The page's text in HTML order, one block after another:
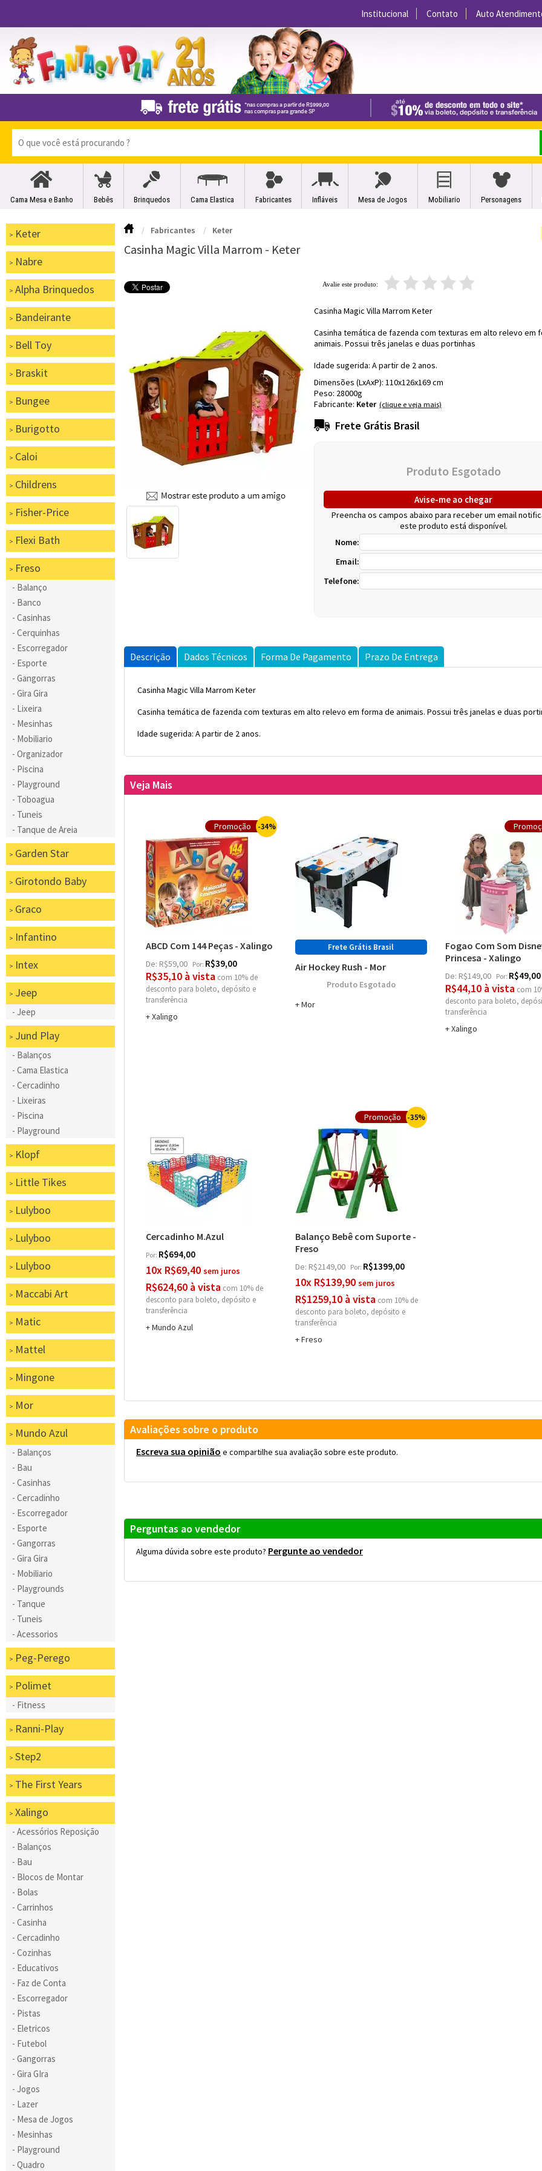
Institucional Contato Auto
Cama Mesa e Banho Bebês Brinquedos Cama Elastica Fabricantes Infláveis Mesa de Jogos Mobiliario Personagens
Keter
Nabre
Alpha Brinquedos
Bandeirante
Bell Toy
Braskit
Bungee
Burigotto
Caloi
Childrens
Fisher-Price
Flexi Bath
Freso
Balanço
Banco
Casinhas
Cerquinhas
Escorregador
Esporte
Gangorras
Gira Gira
Lixeira
Mesinhas
Mobiliario
Organizador
Piscina
Playground
Toboagua
Tuneis
Tanque de Areia
Garden Star
Girotondo Baby
Graco
Infantino
Intex
Jeep
Jeep
Jund Play
Balanços
Cama Elastica
Cercadinho
Lixeiras
Piscina
Playground
Klopf
Little Tikes
Lulyboo
Lulyboo
Lulyboo
Maccabi Art
Matic
Mattel
Mingone
Mor
Mundo Azul
Balanços
Bau
Casinhas
Cercadinho
Escorregador
Esporte
Gangorras
Gira Gira
Mobiliario
Playgrounds
Tanque
Tuneis
Acessorios
Peg-Perego
Polimet
Fitness
Ranni-Play
Step2
The First Years
Xalingo
Acessórios Reposição
Balanços
Bau
Blocos de Montar
Bolas
Carrinhos
Casinha
Cercadinho
Cozinhas
Educativos
Faz de Conta
Escorregador
Pistas
Eletricos
Futebol
Gangorras
Gira GIra
Jogos
Lazer
Mesa de Jogos
Mesinhas
Playground
Quadro
Fabricantes Keter
Casinha Magic Villa Marrom - Keter
Casinha Magic Villa Marrom Keter
Casinha temática de fazenda com texturas em alto relevo em
animais. Possui três janelas e duas portinhas
Idade sugerida: A partir de 2 anos.
Dimensões (LxAxP): 110x126x169cm
Peso: 28000g
Fabricante: Keter
Avise-me ao chegar
Preencha os campos abaixo para receber um email
este produto está disponível.
Nome:
Email:
Telefone:
Descrição Dados Técnicos Forma De Pagamento Prazo De Entrega
Casinha Magic Villa Marrom Keter
Casinha temática de fazenda com texturas em alto relevo em forma de animais. Possui três janelas e duas
Idade sugerida: A partir de 2 anos.
Veja Mais
ABCD Com 144 Peças - Xalingo
De: R$59,00 Por: R$39,00
R$35,10 à vista com 10% de
desconto
34%
Xalingo
Air Hockey Rush - Mor
Esgotado
Mor
Fogao Com Som
Princesa - Xalingo
De: R$149,00 Por: R$49,00
R$44,10 à vista com
desconto
Xalingo
Cercadinho M.Azul
Por: R$694,00
10x R$69,40
R$624,60 à vista com 10% de
desconto
Mundo Azul
Balanço Bebê com Suporte -
Freso
De: R$2149,00 Por: R$1399,00
10x R$139,90
R$1259,10 à vista com 10% de
desconto
35%
Freso
Avaliações sobre o produto
Escreva sua opinião e compartilhe sua avaliação sobre este produto.
Perguntas ao vendedor
Alguma dúvida sobre este produto? Pergunte ao vendedor